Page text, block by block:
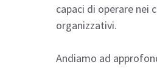
capaci di operare
organizzativi.
Andiamo ad